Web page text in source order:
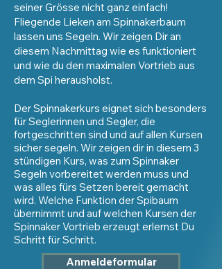
seiner Grösse nicht ganz einfach!
Fliegende Lieken am Spinnakerbaum
lassen uns Segeln. Wir zeigen Dir an
diesem Nachmittag wie es funktioniert
und wie du den maximalen Vortrieb aus
dem Spi herausholst.
Der Spinnakerkurs eignet sich besonders
für Seglerinnen und Segler, die
fortgeschritten sind und auf allen Kursen
sicher segeln. Wir zeigen dir in diesem 3
stündigen Kurs, was zum Spinnaker
Segeln vorbereitet werden muss und
was alles fürs Setzen bereit gemacht
wird. Welche Funktion der Spibaum
übernimmt und auf welchen Kursen der
Spinnaker Vortrieb erzeugt erlernst Du
Schritt für Schritt.
Anmeldeformular